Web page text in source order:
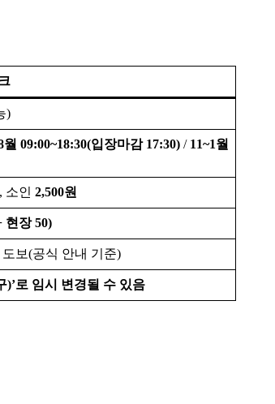
)
월 09:00~18:30(입장마감 17:30) / 11~1월
, 소인 2,500원
현장 50)
보(공식 안내 기준)
)’로 임시 변경될 수 있음